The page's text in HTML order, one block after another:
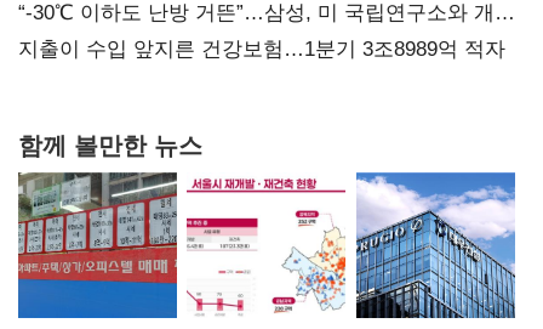
없어”
“-30℃ 이하도 난방 거뜬”…삼성, 미 국립연구소와 개발
협력
지출이 수입 앞지른 건강보험…1분기 3조8989억 적자
함께 볼만한 뉴스